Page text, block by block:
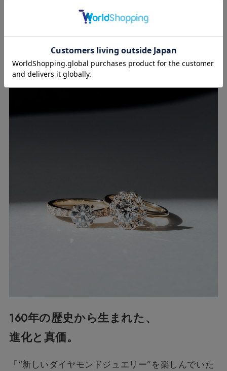
シンプルな中にもSHINCAらしいミニマルさを追求
したエタニティリングコレクション。
160年の歴史から生まれた、
進化と真価。
「“新しいダイヤモンドジュエリー”を楽しんでいた